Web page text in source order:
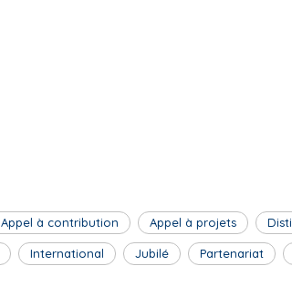
Appel à contribution Appel à projets
International Jubilé Partenariat